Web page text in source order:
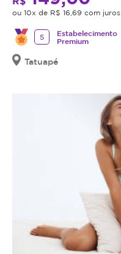
oferecendo
procedimento,
uma
procedimento.
ou 10x de R$ 16,69 com juros
5
Estabelecimento
Premium
Tatuapé